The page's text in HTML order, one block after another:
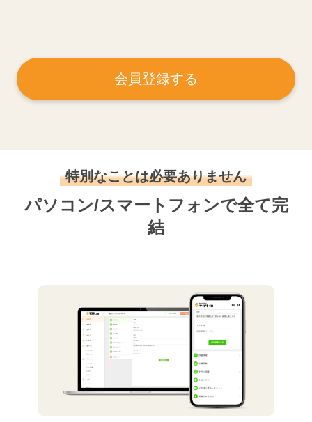
会員登録する
特別なことは必要ありません
パソコン/スマートフォンで全て完
結